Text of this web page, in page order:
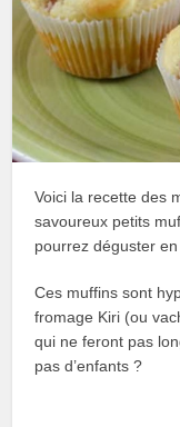
Voici la recette des
savoureux petits
pourrez déguster
Ces muffins sont
fromage Kiri (ou
qui ne feront pas
pas d’enfants ?